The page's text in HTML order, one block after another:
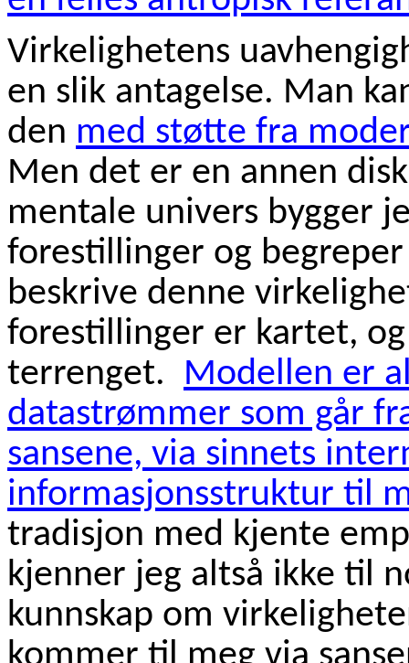
Virkelighetens
en slik antagelse. Man
den med støtte fra
Men det er en annen
mentale univers bygger
forestillinger og
beskrive denne
forestillinger er kartet,
terrenget. Modellen er
datastrømmer som går
sansene, via sinnets
informasjonsstruktur til
tradisjon med kjente
kjenner jeg altså ikke til
kunnskap om